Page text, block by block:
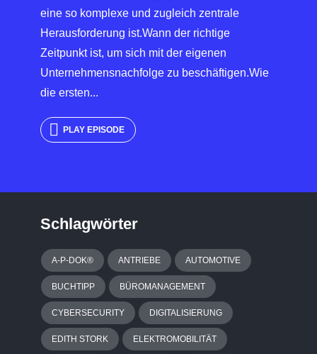
eine so komplexe und zugleich zentrale
Herausforderung ist.Wann der richtige
Zeitpunkt ist, um sich mit der eigenen
Unternehmensnachfolge zu beschäftigen.Wie
die ersten...
PLAY EPISODE
Schlagwörter
A-P-DOK® ANTRIEBE AUTOMOTIVE
BUCHTIPP BÜROMANAGEMENT
CYBERSECURITY DIGITALISIERUNG
EDITH STORK ELEKTROMOBILITÄT